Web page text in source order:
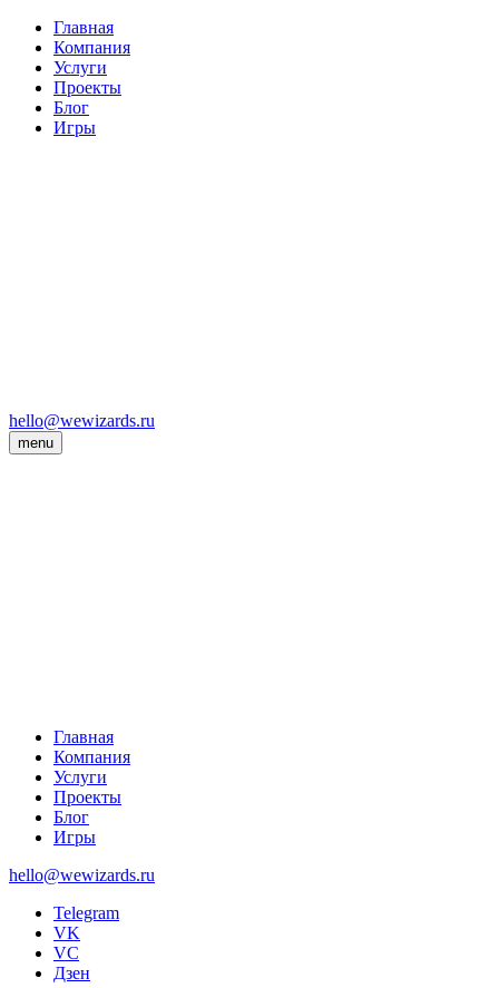
Главная
Компания
Услуги
Проекты
Блог
Игры
hello@wewizards.ru
menu
Главная
Компания
Услуги
Проекты
Блог
Игры
hello@wewizards.ru
Telegram
VK
VC
Дзен